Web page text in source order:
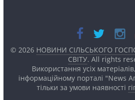
© 2026 НОВИНИ СІЛЬСЬКОГО
СВІТУ. All rights
Використання усіх
інформаційному порталі "News
тільки за умови наявності